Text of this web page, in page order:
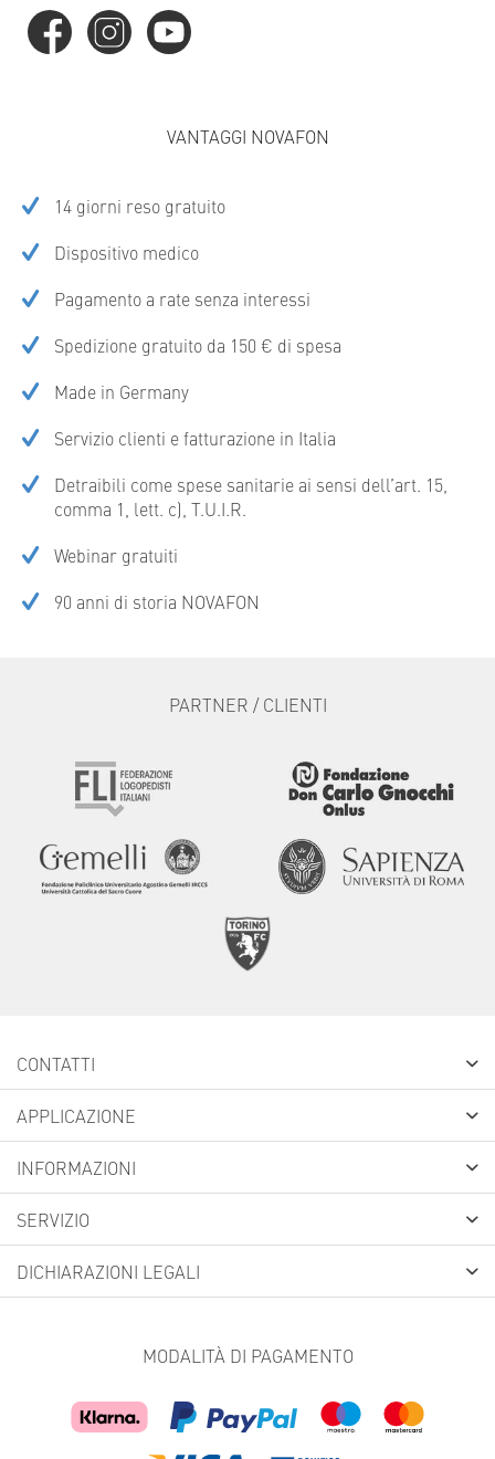
VANTAGGI NOVAFON
14 giorni reso gratuito
Dispositivo medico
Pagamento a rate senza interessi
Spedizione gratuito da 150 € di spesa
Made in Germany
Servizio clienti e fatturazione in Italia
Detraibili come spese sanitarie ai sensi dell’art. 15,
comma 1, lett. c), T.U.I.R.
Webinar gratuiti
90 anni di storia NOVAFON
PARTNER / CLIENTI
CONTATTI
APPLICAZIONE
INFORMAZIONI
SERVIZIO
DICHIARAZIONI LEGALI
MODALITÀ DI PAGAMENTO